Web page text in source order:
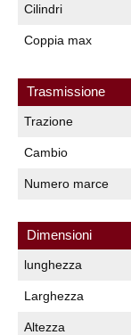
Cilindri
Coppia max
Trasmissione
Trazione
Cambio
Numero marce
Dimensioni
lunghezza
Larghezza
Altezza